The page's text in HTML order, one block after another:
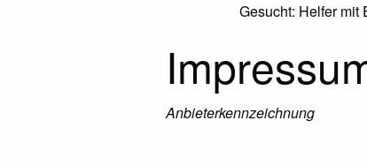
Gesucht: Helfer mit
Anbieterkennzeichnung